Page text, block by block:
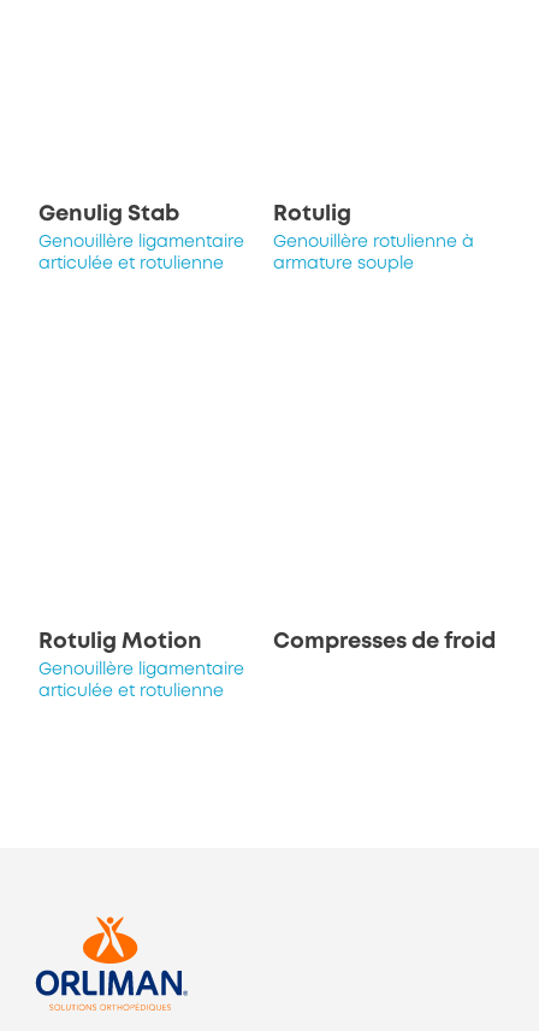
Genulig Stab
Genouillère ligamentaire
articulée et rotulienne
Rotulig
Genouillère rotulienne à
armature souple
Rotulig Motion
Genouillère ligamentaire
articulée et rotulienne
Compresses de froid